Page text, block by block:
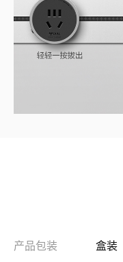
产品包装 盒装